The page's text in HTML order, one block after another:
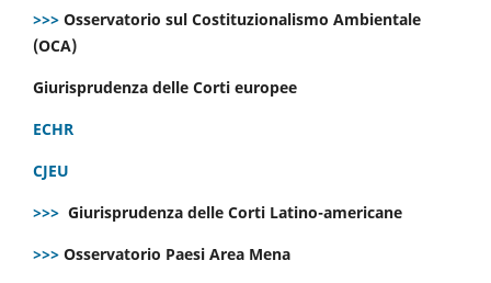
>>> Osservatorio sul Costituzionalismo Ambientale
(OCA)
Giurisprudenza delle Corti europee
ECHR
CJEU
>>> Giurisprudenza delle Corti Latino-americane
>>> Osservatorio Paesi Area Mena